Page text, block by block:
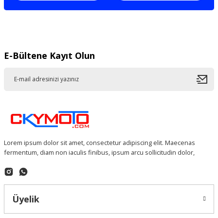
E-Bültene Kayıt Olun
Lorem ipsum dolor sit amet, consectetur adipiscing elit. Maecenas
fermentum, diam non iaculis finibus, ipsum arcu sollicitudin dolor,
Üyelik